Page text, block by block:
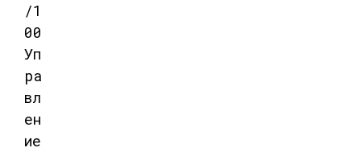
/1
00
Уп
ра
вл
ен
ие